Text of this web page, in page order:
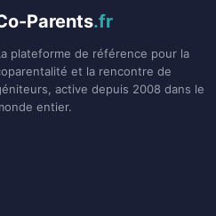
Parents.fr
plateforme de référence pour la
et la rencontre de
active depuis 2008 dans le
entier.